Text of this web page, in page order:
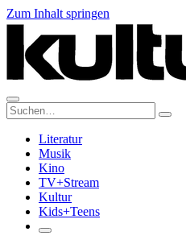
Zum Inhalt springen
Suche:
Literatur
Musik
Kino
TV+Stream
Kultur
Kids+Teens